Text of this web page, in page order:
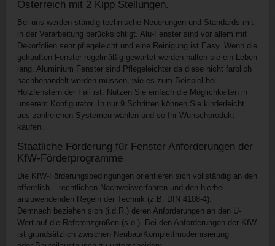
Österreich mit 2 Kipp Stellungen.
Bei uns werden ständig technische Neuerungen und Standards mit
in der Verarbeitung berücksichtigt. Alu-Fenster sind vor allem mit
Dekorfolien sehr pflegeleicht und eine Reinigung ist Easy. Wenn die
gekauften Fenster regelmäßig gewartet werden halten sie ein Leben
lang. Aluminium Fenster sind Pflegeleichter da diese nicht farblich
nachbehandelt werden müssen, wie es zum Beispiel bei
Holzfenstern der Fall ist. Nutzen Sie einfach die Möglichkeiten in
unserem Konfigurator. In nur 9 Schritten können Sie kinderleicht
aus zahlreichen Systemen wählen und so Ihr Wunschprodukt
kaufen.
Staatliche Förderung für Fenster Anforderungen der
KfW-Förderprogramme
Die KfW-Förderungsbedingungen orientieren sich vollständig an den
öffentlich – rechtlichen Nachweisverfahren und den hierbei
anzuwendenden Regeln der Technik (z.B. DIN 4108-4).
Demnach beziehen sich (i.d.R.) deren Anforderungen an den U-
Wert auf die Referenzgrößen (s.o.). Bei den Anforderungen der KfW
ist grundsätzlich zwischen Neubau/Komplettmodernisierung